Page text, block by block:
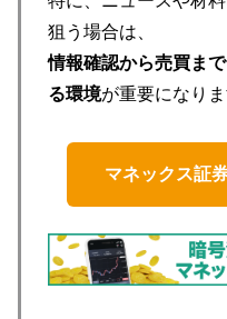
狙う場合は、
情報確認から売買ま
る環境が重要になりま
マネックス証